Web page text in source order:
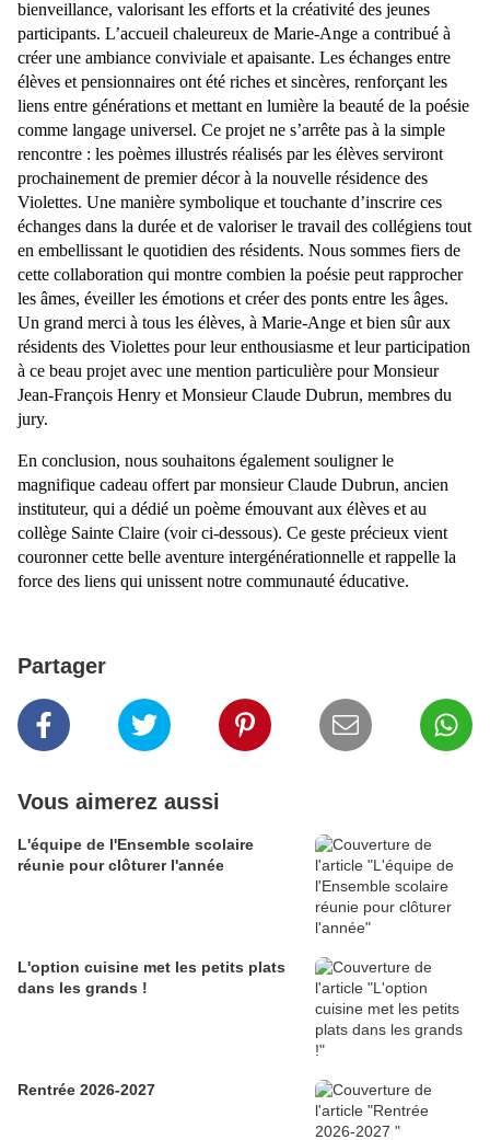
bienveillance, valorisant les efforts et la créativité des jeunes
participants. L’accueil chaleureux de Marie-Ange a contribué à
créer une ambiance conviviale et apaisante. Les échanges entre
élèves et pensionnaires ont été riches et sincères, renforçant les
liens entre générations et mettant en lumière la beauté de la poésie
comme langage universel. Ce projet ne s’arrête pas à la simple
rencontre : les poèmes illustrés réalisés par les élèves serviront
prochainement de premier décor à la nouvelle résidence des
Violettes. Une manière symbolique et touchante d’inscrire ces
échanges dans la durée et de valoriser le travail des collégiens tout
en embellissant le quotidien des résidents. Nous sommes fiers de
cette collaboration qui montre combien la poésie peut rapprocher
les âmes, éveiller les émotions et créer des ponts entre les âges.
Un grand merci à tous les élèves, à Marie-Ange et bien sûr aux
résidents des Violettes pour leur enthousiasme et leur participation
à ce beau projet avec une mention particulière pour Monsieur
Jean-François Henry et Monsieur Claude Dubrun, membres du
jury.
En conclusion, nous souhaitons également souligner le
magnifique cadeau offert par monsieur Claude Dubrun, ancien
instituteur, qui a dédié un poème émouvant aux élèves et au
collège Sainte Claire (voir ci-dessous). Ce geste précieux vient
couronner cette belle aventure intergénérationnelle et rappelle la
force des liens qui unissent notre communauté éducative.
Partager
Vous aimerez aussi
L'équipe de l'Ensemble scolaire
réunie pour clôturer l'année
L'option cuisine met les petits plats
dans les grands !
Rentrée 2026-2027